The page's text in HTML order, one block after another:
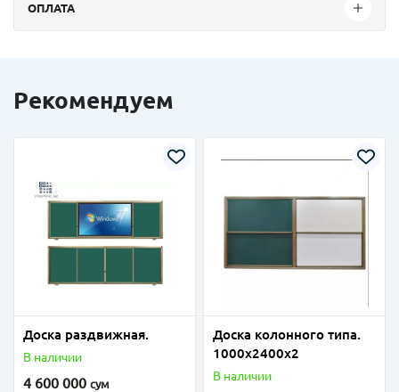
ОПЛАТА
Рекомендуем
Доска раздвижная.
В наличии
4 600 000 сум
Доска колонного типа.
1000х2400х2
В наличии